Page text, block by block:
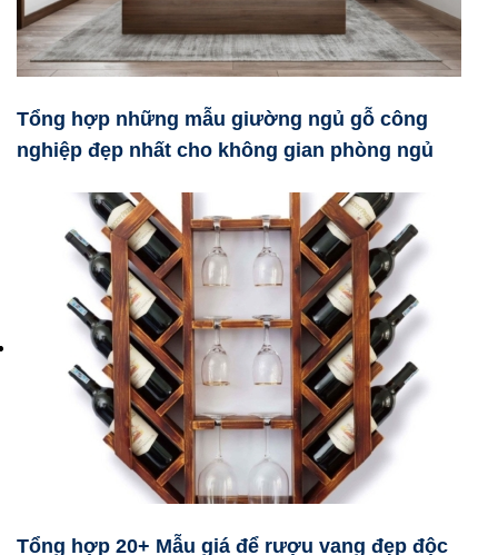
Tổng hợp những mẫu giường ngủ gỗ công
nghiệp đẹp nhất cho không gian phòng ngủ
Tổng hợp 20+ Mẫu giá để rượu vang đẹp độc